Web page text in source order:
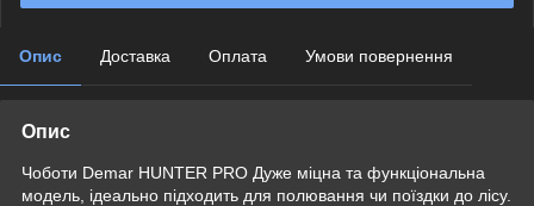
Опис Доставка Оплата Умови повернення
Опис
Чоботи Demar HUNTER PRO Дуже міцна та функціональна
модель, ідеально підходить для полювання чи поїздки до лісу.